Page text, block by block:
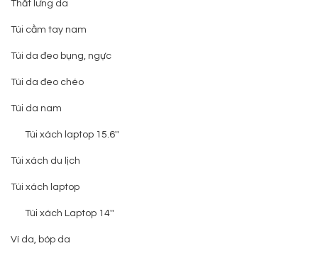
Thắt lưng da
Túi cầm tay nam
Túi da đeo bụng, ngực
Túi da đeo chéo
Túi da nam
Túi xách laptop 15.6''
Túi xách du lịch
Túi xách laptop
Túi xách Laptop 14''
Ví da, bóp da